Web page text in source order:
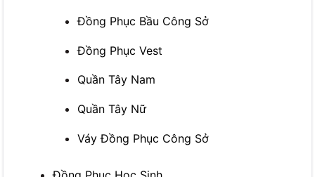
Đồng Phục Bầu Công Sở
Đồng Phục Vest
Quần Tây Nam
Quần Tây Nữ
Váy Đồng Phục Công Sở